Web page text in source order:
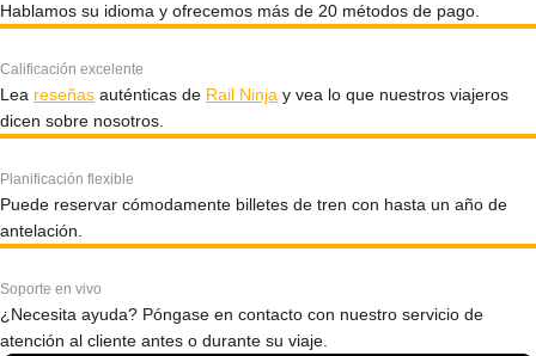
Hablamos su idioma y ofrecemos más de 20 métodos de pago.
Calificación excelente
Lea reseñas auténticas de Rail Ninja y vea lo que nuestros viajeros
dicen sobre nosotros.
Planificación flexible
Puede reservar cómodamente billetes de tren con hasta un año de
antelación.
Soporte en vivo
¿Necesita ayuda? Póngase en contacto con nuestro servicio de
atención al cliente antes o durante su viaje.